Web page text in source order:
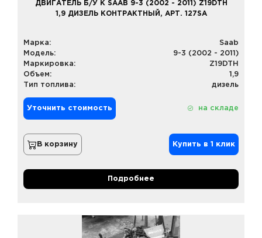
ДВИГАТЕЛЬ Б/У К SAAB 9-3 (2002 - 2011) Z19DTH
1,9 ДИЗЕЛЬ КОНТРАКТНЫЙ, АРТ. 127SA
Марка:
Saab
Модель:
9-3 (2002 - 2011)
Маркировка:
Z19DTH
Объем:
1,9
Тип топлива:
дизель
Уточнить стоимость на складе
В корзину Купить в 1 клик
Подробнее